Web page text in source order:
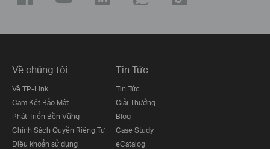
Về chúng tôi
Về TP-Link
Cam Kết Bảo Mật
Phát Triển Bền Vững
Chính Sách Quyền Riêng Tư
Điều khoản sử dụng
Tin Tức
Tin Tức
Giải Thưởng
Blog
Case Study
eCatalog